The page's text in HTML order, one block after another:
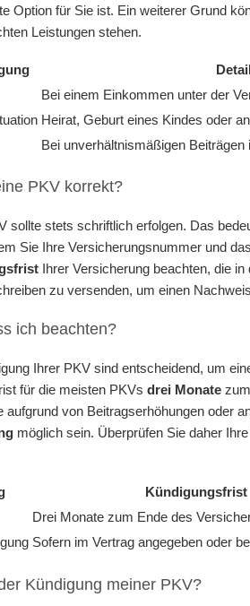
Option für Sie ist. Ein weiterer Grund
Leistungen stehen.
Bei einem Einkommen unter der
Heirat, Geburt eines Kindes oder
Bei unverhältnismäßigen
PKV korrekt?
sollte stets schriftlich erfolgen. Das
Sie Ihre Versicherungsnummer und
Ihrer Versicherung beachten, die
zu versenden, um einen
ich beachten?
Ihrer PKV sind entscheidend, um
für die meisten PKVs drei Monate
aufgrund von Beitragserhöhungen oder
möglich sein. Überprüfen Sie daher
Kündigungsfrist
Drei Monate zum Ende des
Sofern im Vertrag angegeben oder
Kündigung meiner PKV?